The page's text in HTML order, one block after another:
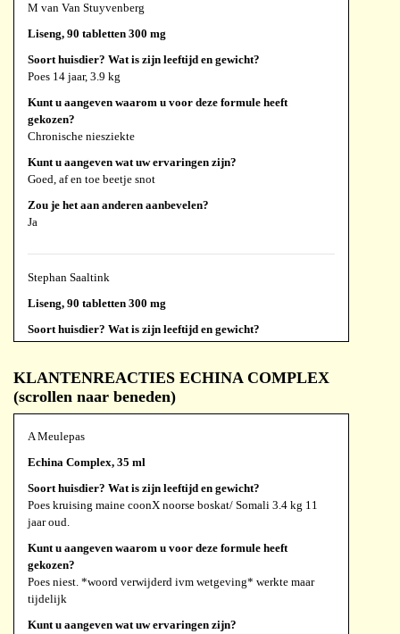
M van Van Stuyvenberg
Liseng, 90 tabletten 300 mg
Soort huisdier? Wat is zijn leeftijd en gewicht?
Poes 14 jaar, 3.9 kg
Kunt u aangeven waarom u voor deze formule heeft
gekozen?
Chronische niesziekte
Kunt u aangeven wat uw ervaringen zijn?
Goed, af en toe beetje snot
Zou je het aan anderen aanbevelen?
Ja
Stephan Saaltink
Liseng, 90 tabletten 300 mg
Soort huisdier? Wat is zijn leeftijd en gewicht?
Leeftijd: onbekend omdat het een zwerfpoes is. Ik denk rond de
Kunt u aangeven waarom u voor deze formule heeft
gekozen?
van mijn reguliere dierenarts geen resultaat opleverden. het
bijzonder uw klant aanbevelingen.
Kunt u aangeven wat uw ervaringen zijn?
Positief. De niesziekte is verdwenen. Ik maak de medicatie af.
Zou je het aan anderen aanbevelen?
Ja.
I Heijnen-du Burck
Liseng, 90 tabletten 300 mg
KLANTENREACTIES ECHINA COMPLEX
(scrollen naar beneden)
A Meulepas
Echina Complex, 35 ml
Soort huisdier? Wat is zijn leeftijd en gewicht?
Poes kruising maine coonX noorse boskat/ Somali 3.4 kg 11
jaar oud.
Kunt u aangeven waarom u voor deze formule heeft
gekozen?
Poes niest. *woord verwijderd ivm wetgeving* werkte maar
tijdelijk
Kunt u aangeven wat uw ervaringen zijn?